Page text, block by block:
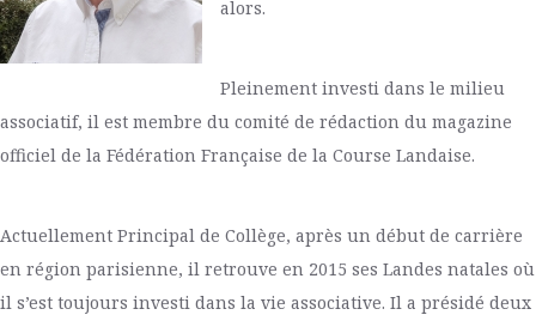
alors.
Pleinement investi dans le milieu
associatif, il est membre du comité de rédaction du magazine
officiel de la Fédération Française de la Course Landaise.
Actuellement Principal de Collège, après un début de carrière
en région parisienne, il retrouve en 2015 ses Landes natales où
il s’est toujours investi dans la vie associative. Il a présidé deux